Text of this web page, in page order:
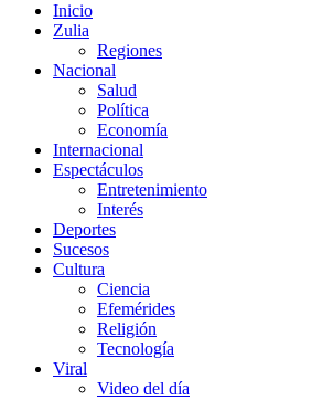
Reporte Relámpago
Claridad y rigor en cada noticia
Inicio
Zulia
Regiones
Nacional
Salud
Política
Economía
Internacional
Espectáculos
Entretenimiento
Interés
Deportes
Sucesos
Cultura
Ciencia
Efemérides
Religión
Tecnología
Viral
Video del día